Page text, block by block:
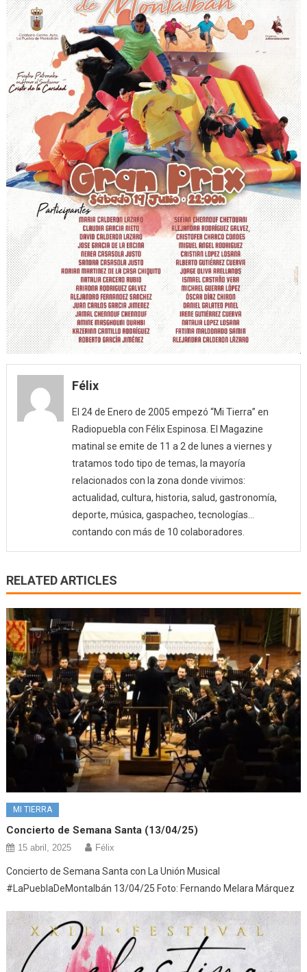
Félix
El 24 de Enero de 2005 empezó “Mi Tierra” en
Radiopuebla con Félix Espinosa. El Magazine
matinal se emite de 11 a 2 de lunes a viernes y
tratamos todo tipo de temas, la mayoría
relacionados con la zona donde vivimos:
actualidad, cultura, historia, salud, gastronomía,
deporte, música, gaspacheo, tecnologías…
contando con más de 10 colaboradores.
RELATED ARTICLES
MI TIERRA
Concierto de Semana Santa (13/04/25)
15 abril, 2025 Félix
Concierto de Semana Santa con La Unión Musical
#LaPueblaDeMontalbán 13/04/25 Foto: Fernando Melara Márquez